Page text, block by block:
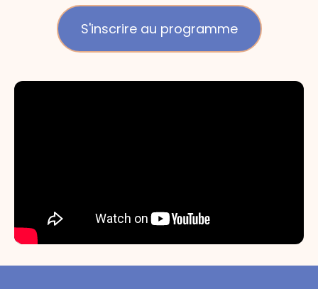
S'inscrire au programme